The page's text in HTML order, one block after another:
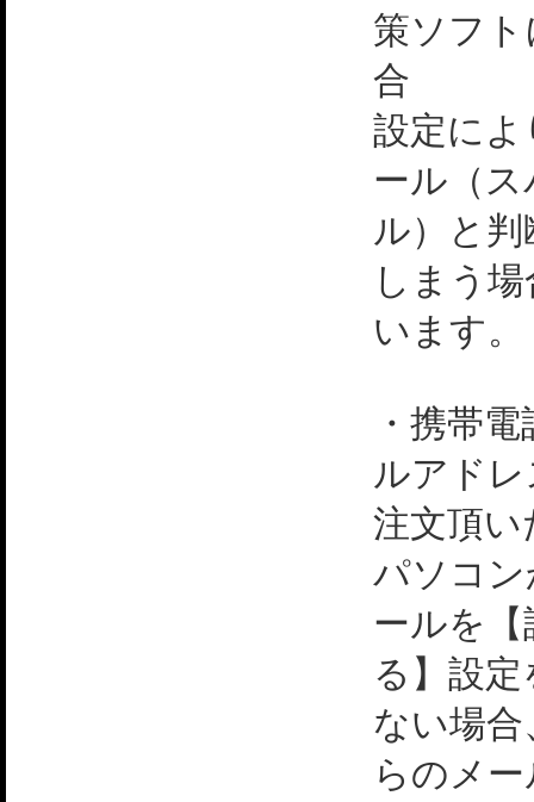
策ソフ
合
設定に
ール（
ル）と
しまう
います。
・携帯
ルアド
注文頂い
パソコ
ールを【
る】設
ない場
らのメ